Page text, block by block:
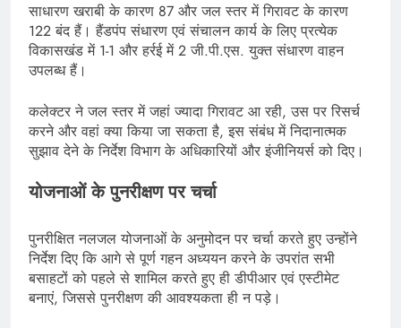
साधारण खराबी के कारण 87 और जल स्तर में गिरावट के कारण
122 बंद हैं। हैंडपंप संधारण एवं संचालन कार्य के लिए प्रत्येक
विकासखंड में 1-1 और हर्रई में 2 जी.पी.एस. युक्त संधारण वाहन
उपलब्ध हैं।
कलेक्टर ने जल स्तर में जहां ज्यादा गिरावट आ रही, उस पर रिसर्च
करने और वहां क्या किया जा सकता है, इस संबंध में निदानात्मक
सुझाव देने के निर्देश विभाग के अधिकारियों और इंजीनियर्स को दिए।
योजनाओं के पुनरीक्षण पर चर्चा
पुनरीक्षित नलजल योजनाओं के अनुमोदन पर चर्चा करते हुए उन्होंने
निर्देश दिए कि आगे से पूर्ण गहन अध्ययन करने के उपरांत सभी
बसाहटों को पहले से शामिल करते हुए ही डीपीआर एवं एस्टीमेट
बनाएं, जिससे पुनरीक्षण की आवश्यकता ही न पड़े।